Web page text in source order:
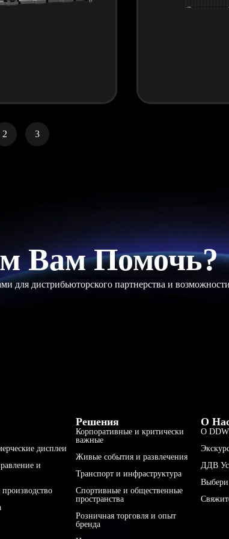
2 3
Вам Помочь?
для дистрибьюторского партнерства и
дисплеи
и
Решения
Корпоративные и критически
важные
Живые события и развлечения
Транспорт и инфраструктура
Спортивные и общественные
пространства
Розничная торговля и опыт
бренда
О
О DDW
ДДВ
Выбери